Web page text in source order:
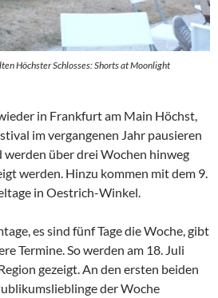
Höchster Schlosses: Shorts at Moonlight
in Frankfurt am Main Höchst,
im vergangenen Jahr pausieren
werden über drei Wochen hinweg
werden. Hinzu kommen mit dem 9.
in Oestrich-Winkel.
es sind fünf Tage die Woche, gibt
Termine. So werden am 18. Juli
gezeigt. An den ersten beiden
der Woche